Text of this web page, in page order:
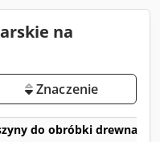
na
Znaczenie
do obróbki drewna